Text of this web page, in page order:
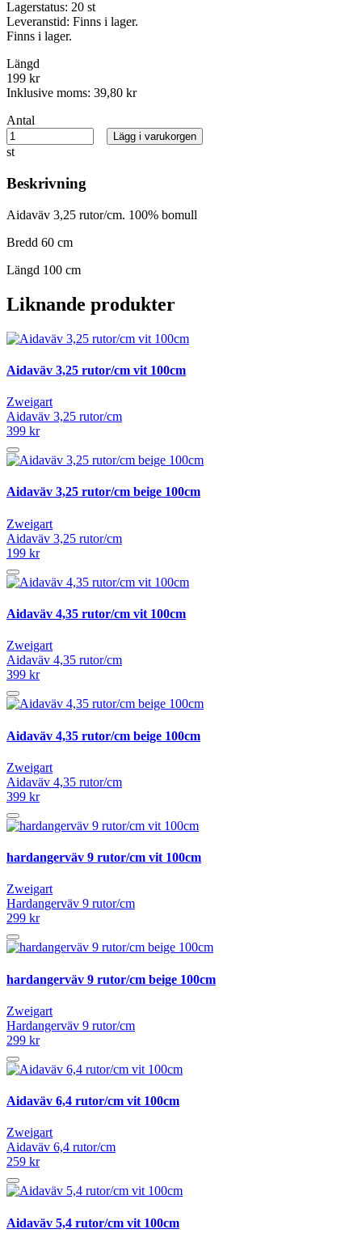
Lagerstatus: 20 st
Leveranstid: Finns i lager.
Finns i lager.
Längd
199 kr
Inklusive moms: 39,80 kr
Antal
st
Lägg i varukorgen
Beskrivning
Aidaväv 3,25 rutor/cm. 100% bomull
Bredd 60 cm
Längd 100 cm
Liknande produkter
Aidaväv 3,25 rutor/cm vit 100cm
Zweigart
Aidaväv 3,25 rutor/cm
399 kr
Aidaväv 3,25 rutor/cm beige 100cm
Zweigart
Aidaväv 3,25 rutor/cm
199 kr
Aidaväv 4,35 rutor/cm vit 100cm
Zweigart
Aidaväv 4,35 rutor/cm
399 kr
Aidaväv 4,35 rutor/cm beige 100cm
Zweigart
Aidaväv 4,35 rutor/cm
399 kr
hardangerväv 9 rutor/cm vit 100cm
Zweigart
Hardangerväv 9 rutor/cm
299 kr
hardangerväv 9 rutor/cm beige 100cm
Zweigart
Hardangerväv 9 rutor/cm
299 kr
Aidaväv 6,4 rutor/cm vit 100cm
Zweigart
Aidaväv 6,4 rutor/cm
259 kr
Aidaväv 5,4 rutor/cm vit 100cm